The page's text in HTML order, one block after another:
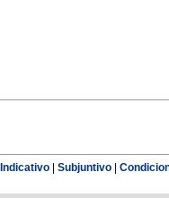
Indicativo| Subjuntivo|